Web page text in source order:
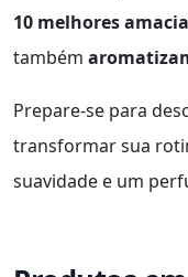
10 melhores
também
Prepare-se para
transformar sua
suavidade e um